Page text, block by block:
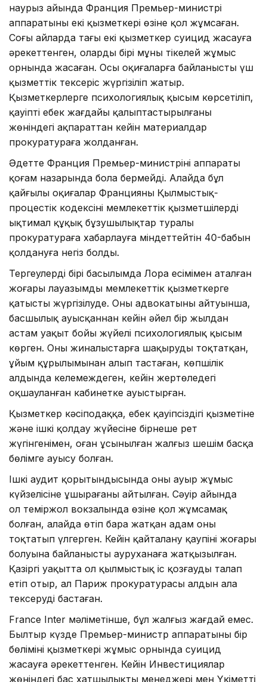
наурыз айында Франция Премьер-министрі
аппаратының екі қызметкері өзіне қол жұмсаған.
Соңғы айларда тағы екі қызметкер суицид жасауға
әрекеттенген, олардың бірі мұны тікелей жұмыс
орнында жасаған. Осы оқиғаларға байланысты үш
қызметтік тексеріс жүргізіліп жатыр.
Қызметкерлерге психологиялық қысым көрсетіліп,
қауіпті еңбек жағдайы қалыптастырылғаны
жөніндегі ақпараттан кейін материалдар
прокуратураға жолданған.
Әдетте Франция Премьер-министрінің аппараты
қоғам назарында бола бермейді. Алайда бұл
қайғылы оқиғалар Францияның Қылмыстық-
процестік кодексінің мемлекеттік қызметшілерді
ықтимал құқық бұзушылықтар туралы
прокуратураға хабарлауға міндеттейтін 40-бабын
қолдануға негіз болды.
Тергеулердің бірі басылымда Лора есімімен аталған
жоғары лауазымды мемлекеттік қызметкерге
қатысты жүргізілуде. Оның адвокатының айтуынша,
басшылық ауысқаннан кейін әйел бір жылдан
астам уақыт бойы жүйелі психологиялық қысым
көрген. Оны жиналыстарға шақыруды тоқтатқан,
ұйым құрылымынан алып тастаған, көпшілік
алдында келемеждеген, кейін жертөледегі
оқшауланған кабинетке ауыстырған.
Қызметкер кәсіподаққа, еңбек қауіпсіздігі қызметіне
және ішкі қолдау жүйесіне бірнеше рет
жүгінгенімен, оған ұсынылған жалғыз шешім басқа
бөлімге ауысу болған.
Ішкі аудит қорытындысында оның ауыр жұмыс
күйзелісіне ұшырағаны айтылған. Сәуір айында
ол теміржол вокзалында өзіне қол жұмсамақ
болған, алайда өтіп бара жатқан адам оны
тоқтатып үлгерген. Кейін қайталану қаупінің жоғары
болуына байланысты ауруханаға жатқызылған.
Қазіргі уақытта ол қылмыстық іс қозғауды талап
етіп отыр, ал Париж прокуратурасы алдын ала
тексеруді бастаған.
France Inter мәліметінше, бұл жалғыз жағдай емес.
Былтыр күзде Премьер-министр аппаратының бір
бөлімінің қызметкері жұмыс орнында суицид
жасауға әрекеттенген. Кейін Инвестициялар
жөніндегі бас хатшылықтың менеджері мен Үкіметтің